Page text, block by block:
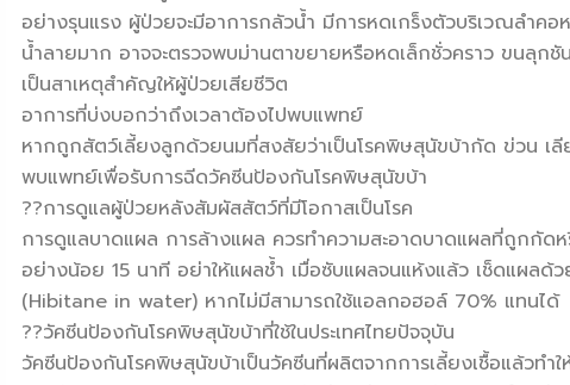
อย่างรุนแรง ผู้ป่วยจะมีอาการกลัวน้ำ มีการหดเกร็งตัวบริเวณลำค
น้ำลายมาก อาจจะตรวจพบม่านตาขยายหรือหดเล็กชั่วคราว ขนลุก
เป็นสาเหตุสำคัญให้ผู้ป่วยเสียชีวิต
อาการที่บ่งบอกว่าถึงเวลาต้องไปพบแพทย์
หากถูกสัตว์เลี้ยงลูกด้วยนมที่สงสัยว่าเป็นโรคพิษสุนัขบ้ากัด ข่วน เ
พบแพทย์เพื่อรับการฉีดวัคซีนป้องกันโรคพิษสุนัขบ้า
??การดูแลผู้ป่วยหลังสัมผัสสัตว์ที่มีโอกาสเป็นโรค
การดูแลบาดแผล การล้างแผล ควรทำความสะอาดบาดแผลที่ถูกกั
อย่างน้อย 15 นาที อย่าให้แผลช้ำ เมื่อซับแผลจนแห้งแล้ว เช็ดแผลด้
(Hibitane in water) หากไม่มีสามารถใช้แอลกอฮอล์ 70% แทนได้
??วัคซีนป้องกันโรคพิษสุนัขบ้าที่ใช้ในประเทศไทยปัจจุบัน
วัคซีนป้องกันโรคพิษสุนัขบ้าเป็นวัคซีนที่ผลิตจากการเลี้ยงเชื้อแล้วท